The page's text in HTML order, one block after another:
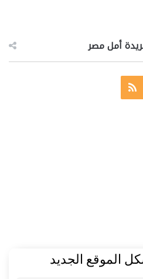
أمل مصر
ملخص
الموقع الجديد